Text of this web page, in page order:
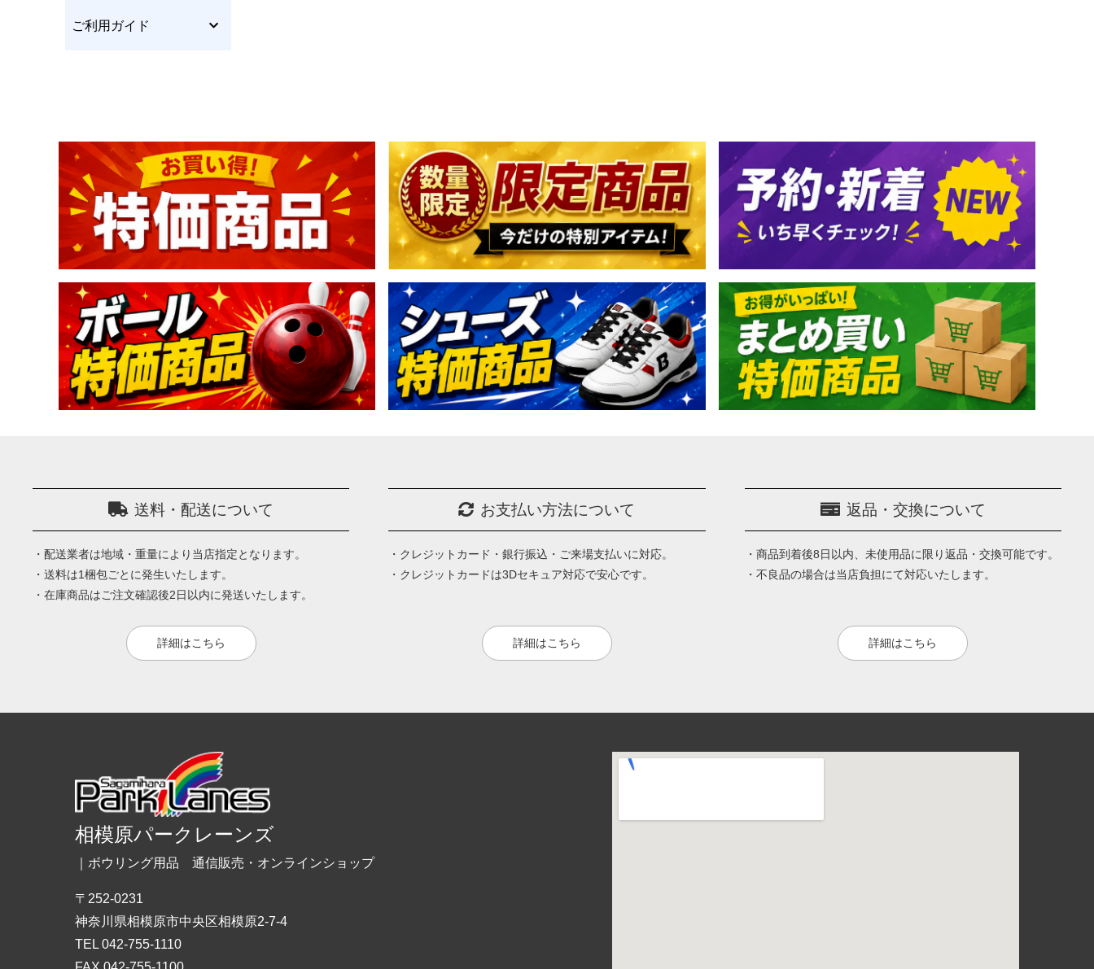
更新履歴一覧
アクセサリー他
本･CD/DVD･チケット
他
メンテナンス他
OUTLET･USED
加工料金他
ご利用ガイド
送料・配送について
・配送業者は地域・重量により当店指定となります。
・送料は1梱包ごとに発生いたします。
・在庫商品はご注文確認後2日以内に発送いたします。
詳細はこちら
お支払い方法について
・クレジットカード・銀行振込・ご来場支払いに対応。
・クレジットカードは3Dセキュア対応で安心です。
詳細はこちら
返品・交換について
・商品到着後8日以内、未使用品に限り返品・交換可能です。
・不良品の場合は当店負担にて対応いたします。
詳細はこちら
相模原パークレーンズ
｜ボウリング用品 通信販売・オンラインショップ
〒252-0231
神奈川県相模原市中央区相模原2-7-4
TEL 042-755-1110